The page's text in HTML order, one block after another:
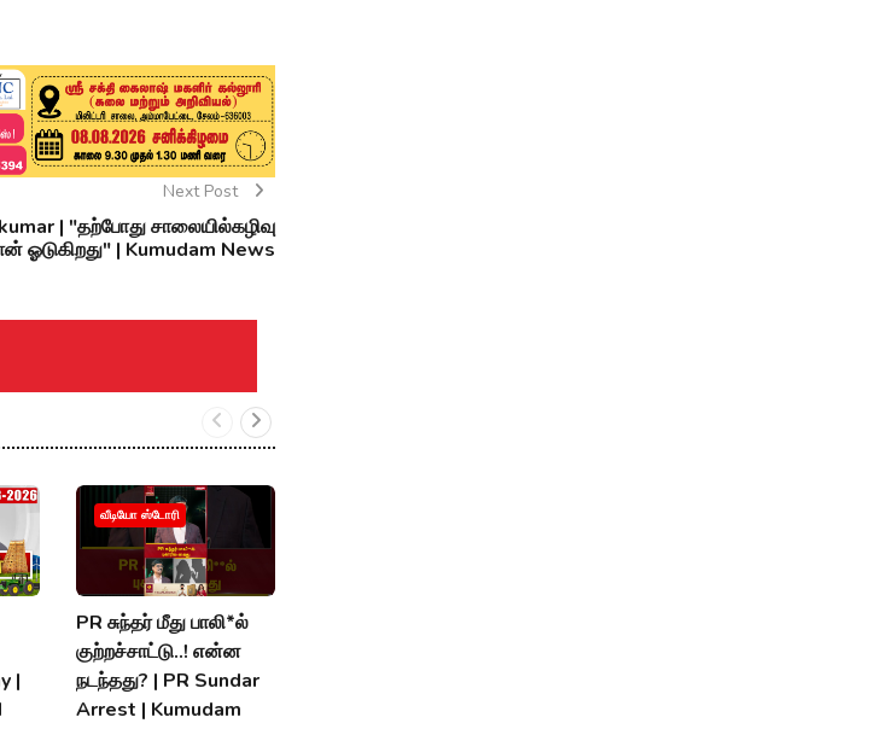
Next Post
| "தற்போது சாலையில்கழிவு
ஓடுகிறது" | Kumudam News
|
வீடியோ ஸ்டோரி
PR சுந்தர் மீது பாலி*ல்
குற்றச்சாட்டு..! என்ன
நடந்தது? | PR Sundar
Arrest | Kumudam